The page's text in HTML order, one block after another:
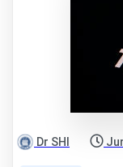
Dr SHI